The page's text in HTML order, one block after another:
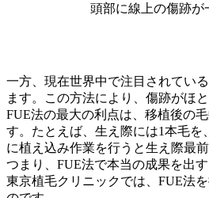
頭部に線上の傷跡が
一方、現在世界中で注目されてい
ます。この方法により、傷跡がほ
FUE法の最大の利点は、移植後の
す。たとえば、生え際には1本毛
に植え込み作業を行うと生え際最
つまり、FUE法で本当の成果を出
東京植毛クリニックでは、FUE法